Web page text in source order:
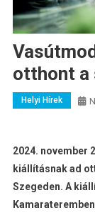
otthont a
Helyi Hírek
2024. november
kiállításnak ad
Szegeden. A